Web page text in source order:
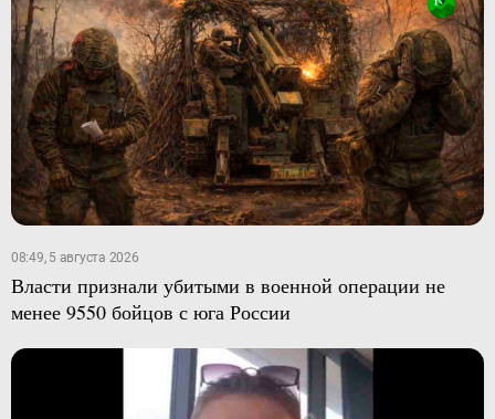
08:49, 5 августа 2026
Власти признали убитыми в военной операции не
менее 9550 бойцов с юга России